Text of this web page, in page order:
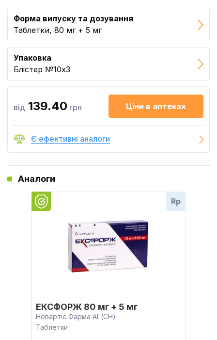
Форма випуску та дозування
Таблетки, 80 мг + 5 мг
Упаковка
Блістер №10x3
від 139.40 грн Ціни в аптеках
Є ефективні аналоги
Аналоги
Rp
ЕКСФОРЖ 80 мг + 5 мг
Новартіс Фарма АГ(CH)
Таблетки